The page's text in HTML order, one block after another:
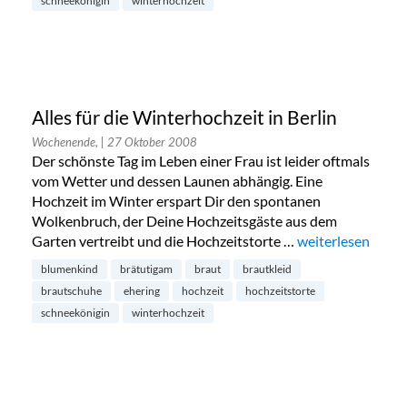
Alles für die Winterhochzeit in Berlin
Wochenende, | 27 Oktober 2008
Der schönste Tag im Leben einer Frau ist leider oftmals
vom Wetter und dessen Launen abhängig. Eine
Hochzeit im Winter erspart Dir den spontanen
Wolkenbruch, der Deine Hochzeitsgäste aus dem
Garten vertreibt und die Hochzeitstorte … „Alles für die
weiterlesen
blumenkind brätutigam braut
brautkleid
brautschuhe
ehering hochzeit
hochzeitstorte
schneekönigin
winterhochzeit